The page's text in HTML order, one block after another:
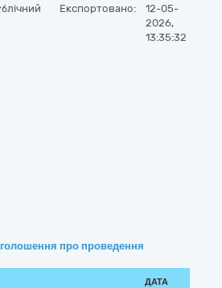
Експортовано:
12-05-
2026,
13:35:32
про проведення
ДАТА